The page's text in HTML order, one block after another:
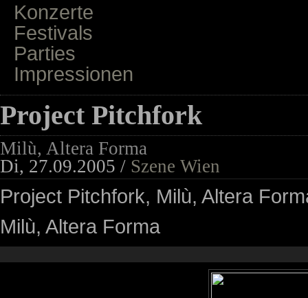
Konzerte
Festivals
Parties
Impressionen
Project Pitchfork
Milù, Altera Forma
Di, 27.09.2005 / Szene Wien
Project Pitchfork, Milù, Altera
Milù, Altera Forma